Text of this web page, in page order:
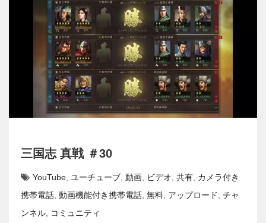
三国志 真戦 ＃30
YouTube ユーチューブ 動画 ビデオ 共有 カメラ付き
携帯電話 動画機能付き携帯電話 無料 アップロード
チャ
ンネル
コミュニティ